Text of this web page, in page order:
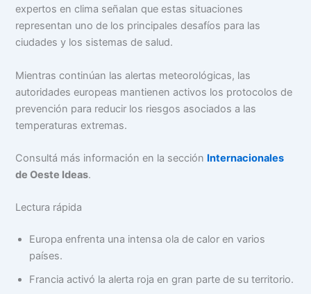
expertos en clima señalan que estas situaciones
representan uno de los principales desafíos para las
ciudades y los sistemas de salud.
Mientras continúan las alertas meteorológicas, las
autoridades europeas mantienen activos los protocolos de
prevención para reducir los riesgos asociados a las
temperaturas extremas.
Consultá más información en la sección Internacionales
de Oeste Ideas.
Lectura rápida
Europa enfrenta una intensa ola de calor en varios
países.
Francia activó la alerta roja en gran parte de su territorio.